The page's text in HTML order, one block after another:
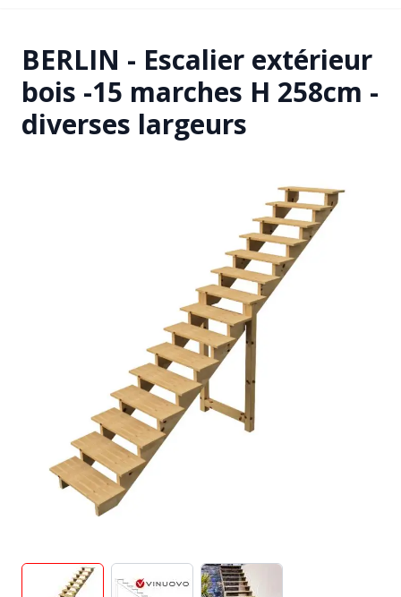
BERLIN - Escalier extérieur
bois -15 marches H 258cm -
diverses largeurs
View larger imageView larger imageView larger image